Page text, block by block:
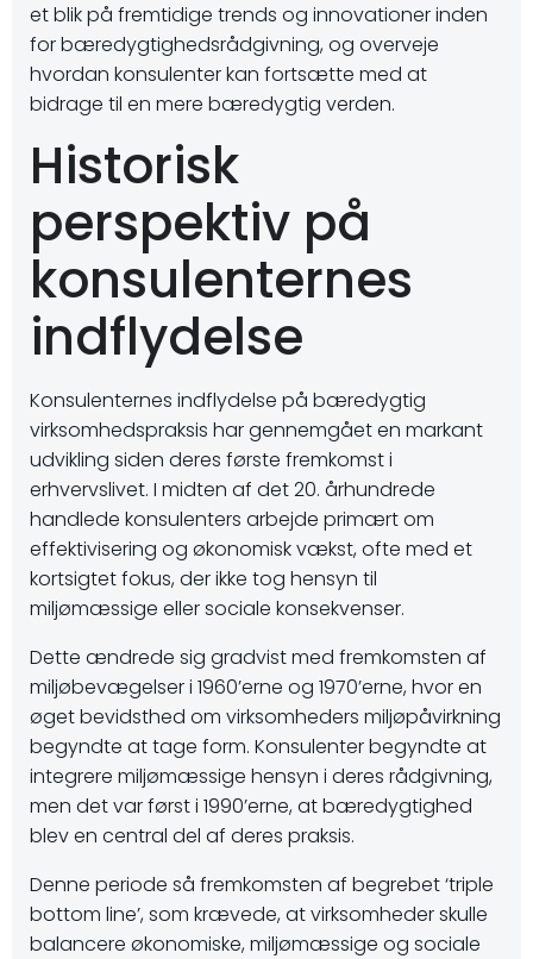
et blik på fremtidige trends og innovationer inden
for bæredygtighedsrådgivning, og overveje
hvordan konsulenter kan fortsætte med at
bidrage til en mere bæredygtig verden.
Historisk
perspektiv på
konsulenternes
indflydelse
Konsulenternes indflydelse på bæredygtig
virksomhedspraksis har gennemgået en markant
udvikling siden deres første fremkomst i
erhvervslivet. I midten af det 20. århundrede
handlede konsulenters arbejde primært om
effektivisering og økonomisk vækst, ofte med et
kortsigtet fokus, der ikke tog hensyn til
miljømæssige eller sociale konsekvenser.
Dette ændrede sig gradvist med fremkomsten af
miljøbevægelser i 1960’erne og 1970’erne, hvor en
øget bevidsthed om virksomheders miljøpåvirkning
begyndte at tage form. Konsulenter begyndte at
integrere miljømæssige hensyn i deres rådgivning,
men det var først i 1990’erne, at bæredygtighed
blev en central del af deres praksis.
Denne periode så fremkomsten af begrebet ‘triple
bottom line’, som krævede, at virksomheder skulle
balancere økonomiske, miljømæssige og sociale